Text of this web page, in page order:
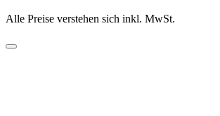
Alle Preise verstehen sich inkl. MwSt.